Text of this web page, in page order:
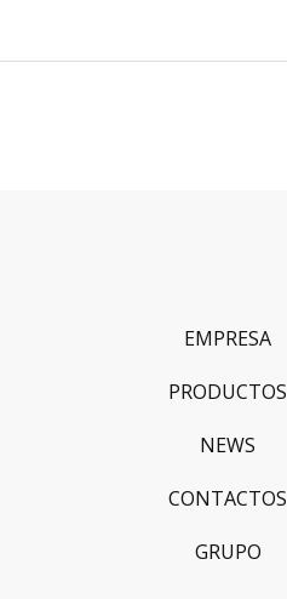
EMPRESA
PRODUCTOS
NEWS
CONTACTOS
GRUPO